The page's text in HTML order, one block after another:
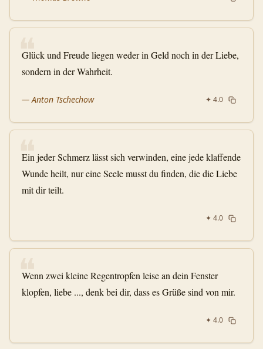
❝
Glück und Freude liegen weder in Geld noch in der Liebe,
sondern in der Wahrheit.
—Anton Tschechow ✦ 4.0
❝
Ein jeder Schmerz lässt sich verwinden, eine jede klaffende
Wunde heilt, nur eine Seele musst du finden, die die Liebe
mit dir teilt.
✦ 4.0
❝
Wenn zwei kleine Regentropfen leise an dein Fenster
klopfen, liebe ..., denk bei dir, dass es Grüße sind von mir.
✦ 4.0